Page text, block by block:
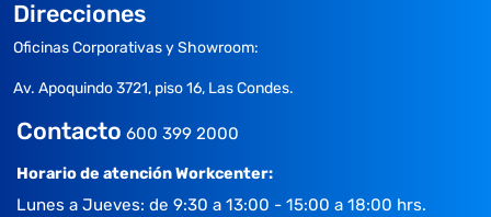
Direcciones
Oficinas Corporativas y Showroom:
Av. Apoquindo 3721, piso 16, Las Condes.
Contacto 600 399 2000
Horario de atención Workcenter:
Lunes a Jueves: de 9:30 a 13:00 - 15:00 a 18:00 hrs.